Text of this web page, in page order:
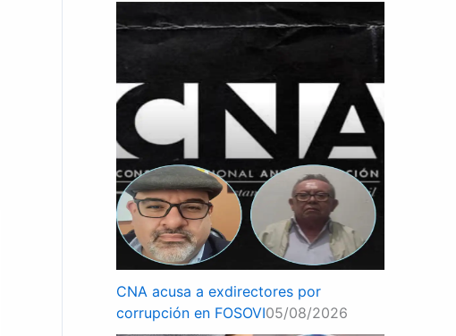
CNA acusa a exdirectores por
corrupción en FOSOVI05/08/2026